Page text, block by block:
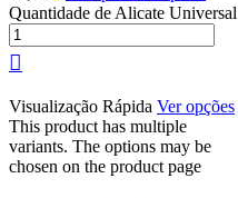
Quantidade de Alicate Universal
Visualização Rápida Ver opções
This product has multiple
variants. The options may be
chosen on the product page